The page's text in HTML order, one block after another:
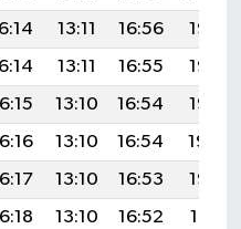
13:11 16:56
19:58
13:11 16:55
19:57
13:10 16:54
19:56
13:10 16:54
19:54
13:10 16:53
19:53
13:10 16:52 19:51